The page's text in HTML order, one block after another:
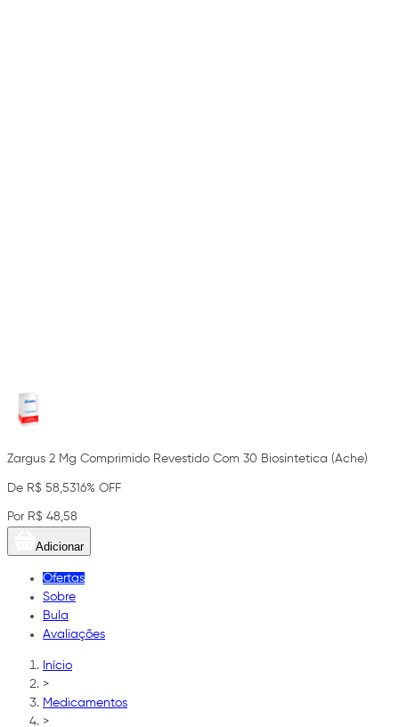
Zargus 2 Mg Comprimido Revestido Com 30 Biosintetica (Ache)
De R$ 58,5316% OFF
Por R$ 48,58
Adicionar
Ofertas
Sobre
Bula
Avaliações
Início
>
Medicamentos
>